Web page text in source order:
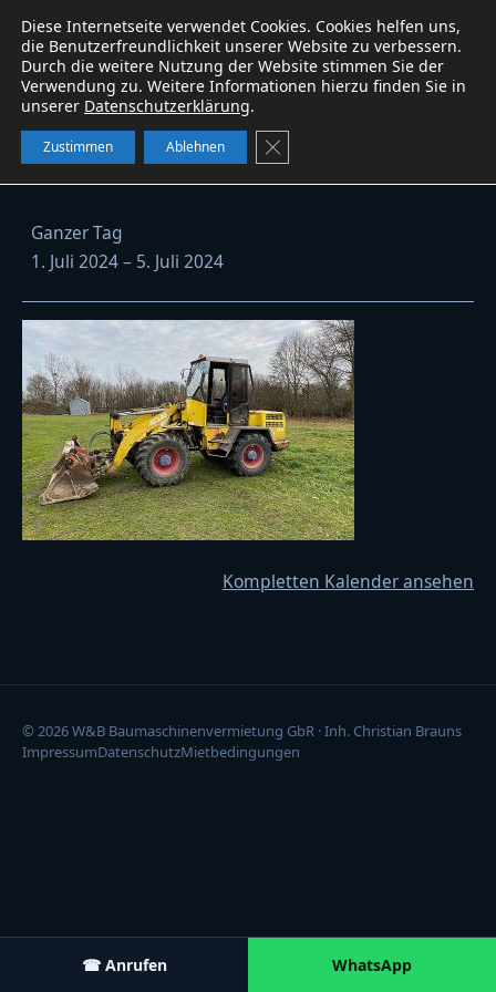
W&BBaumaschinenservice WhatsApp
Radlader Atlas 62D vermietet
Atlas
62D
Ganzer Tag
1. Juli 2024– 5. Juli 2024
Kompletten Kalender ansehen
© 2026 W&B Baumaschinenvermietung GbR · Inh. Christian Brauns
ImpressumDatenschutzMietbedingungen
☎ Anrufen WhatsApp
Diese Internetseite verwendet Cookies. Cookies helfen uns,
die Benutzerfreundlichkeit unserer Website zu verbessern.
Durch die weitere Nutzung der Website stimmen Sie der
Verwendung zu. Weitere Informationen hierzu finden Sie in
unserer Datenschutzerklärung.
Zustimmen Ablehnen GDPR Cookie-Banner